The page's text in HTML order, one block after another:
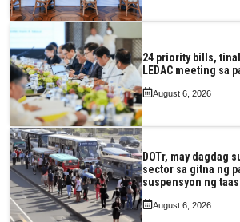
24 priority bills,
LEDAC meeting sa
August 6, 2026
DOTr, may dagdag
sector sa gitna ng
suspensyon ng
August 6, 2026